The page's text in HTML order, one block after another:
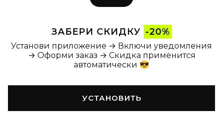
ЗАБЕРИ СКИДКУ -20%
Установи приложение → Включи уведомления
→ Оформи заказ → Скидка применится
автоматически 😎
УСТАНОВИТЬ
Главная Каталог Корзина Новости Профиль